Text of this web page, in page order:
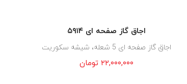
اجاق گاز صفحه ای ۵۹۱۴
اجاق گاز صفحه ای 5 شعله، شیشه سکوریت
۲۲,۰۰۰,۰۰۰ تومان